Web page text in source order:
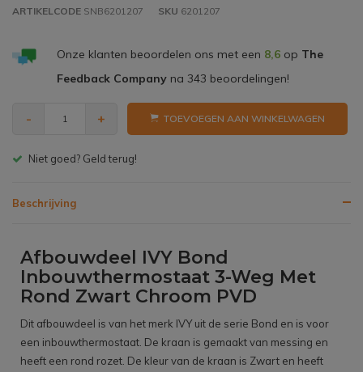
ARTIKELCODE SNB6201207 SKU 6201207
Onze klanten beoordelen ons met een 8,6op The
Feedback Companyna 343 beoordelingen!
- + TOEVOEGEN AAN WINKELWAGEN
Gratis bezorgen v.a. € 150,- (NL)
Beschrijving
Afbouwdeel IVY Bond
Inbouwthermostaat 3-Weg Met
Rond Zwart Chroom PVD
Dit afbouwdeel is van het merk IVY uit de serie Bond en is voor
een inbouwthermostaat. De kraan is gemaakt van messing en
heeft een rond rozet. De kleur van de kraan is Zwart en heeft